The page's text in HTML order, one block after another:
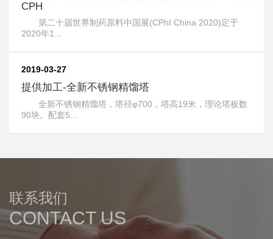
CPH
第二十届世界制药原料中国展(CPhI China 2020)定于
2020年1...
2019-03-27
提供加工-全新不锈钢精馏塔
全新不锈钢精馏塔，塔径φ700，塔高19米，理论塔板数
90块。配套5...
联系我们
CONTACT US